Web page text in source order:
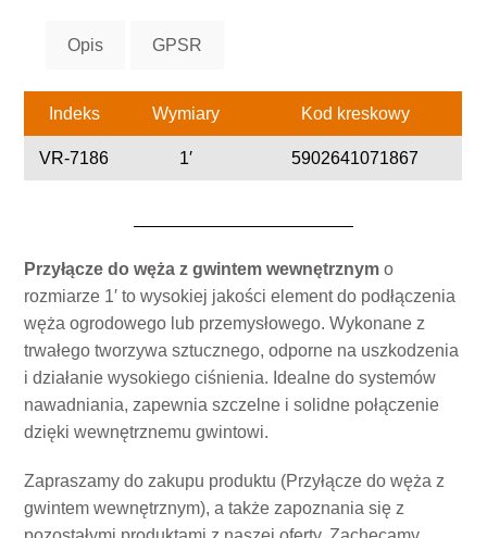
Opis GPSR
Indeks Wymiary Kod kreskowy
VR-7186 1′ 5902641071867
Przyłącze do węża z gwintem wewnętrznym o
rozmiarze 1′ to wysokiej jakości element do podłączenia
węża ogrodowego lub przemysłowego. Wykonane z
trwałego tworzywa sztucznego, odporne na uszkodzenia
i działanie wysokiego ciśnienia. Idealne do systemów
nawadniania, zapewnia szczelne i solidne połączenie
dzięki wewnętrznemu gwintowi.
Zapraszamy do zakupu produktu (Przyłącze do węża z
gwintem wewnętrznym), a także zapoznania się z